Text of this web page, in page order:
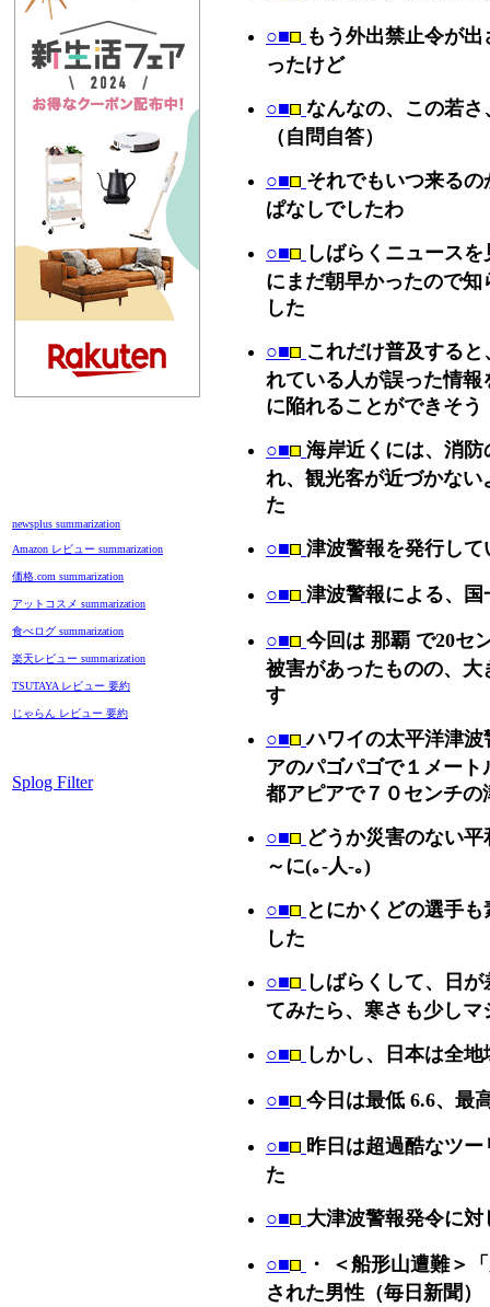
newsplus summarization
Amazon レビュー summarization
価格.com summarization
アットコスメ summarization
食べログ summarization
楽天レビュー summarization
TSUTAYA レビュー 要約
じゃらん レビュー 要約
Splog Filter
○■ もう外出禁止令が
ったけど
○■ なんなの、この若
（自問自答）
○■ それでもいつ来る
ぱなしでしたわ
○■ しばらくニュース
にまだ朝早かったので
した
○■ これだけ普及する
れている人が誤った情
に陥れることができそう
○■ 海岸近くには、消
れ、観光客が近づかな
た
○■ 津波警報を発行して
○■ 津波警報による、
○■ 今回は 那覇 で20セ
被害があったものの、
す
○■ ハワイの太平洋津
アのパゴパゴで１メー
都アピアで７０センチの
○■ どうか災害のない
～に(｡-人-｡)
○■ とにかくどの選手
した
○■ しばらくして、日
てみたら、寒さも少しマ
○■ しかし、日本は全
○■ 今日は最低 6.6、最
○■ 昨日は超過酷なツ
た
○■ 大津波警報発令に
○■ ・ ＜船形山遭難＞
された男性（毎日新聞